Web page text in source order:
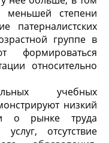
степени
патерналистских
группе в
формироваться
относительно
учебных
низкий
о рынке труда
отсутствие